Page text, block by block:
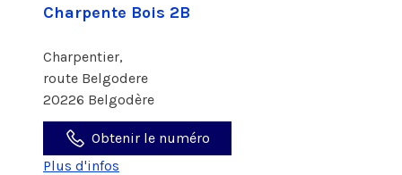
Charpente Bois 2B
Charpentier,
route Belgodere
20226 Belgodère
Obtenir le numéro
Plus d'infos